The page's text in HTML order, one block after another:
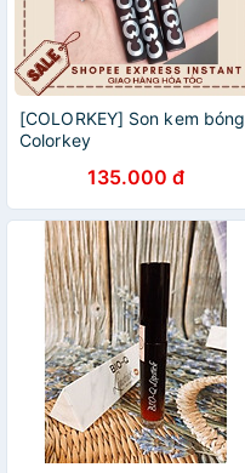
[COLORKEY] Son kem bóng
Colorkey
135.000 đ